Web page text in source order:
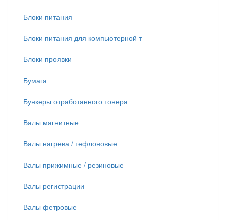
Блоки питания
Блоки питания для компьютерной т
Блоки проявки
Бумага
Бункеры отработанного тонера
Валы магнитные
Валы нагрева / тефлоновые
Валы прижимные / резиновые
Валы регистрации
Валы фетровые